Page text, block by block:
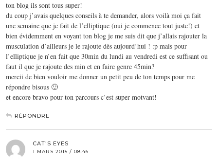
ton blog ils sont tous super!
du coup j’avais quelques conseils à te demander, alors voilà moi ça fait
une semaine que je fait de l’elliptique (oui je commence tout juste!) et
bien évidemment en voyant ton blog je me suis dit que j’allais rajouter la
musculation d’ailleurs je le rajoute dès aujourd’hui ! :p mais pour
l’elliptique je n’en fait que 30min du lundi au vendredi est ce suffisant ou
faut il que je rajoute des min et en faire genre 45min?
mercii de bien vouloir me donner un petit peu de ton temps pour me
répondre bisous 🙂
et encore bravo pour ton parcours c’est super motvant!
RÉPONDRE
CAT'S EYES
1 MARS 2015 / 08:46